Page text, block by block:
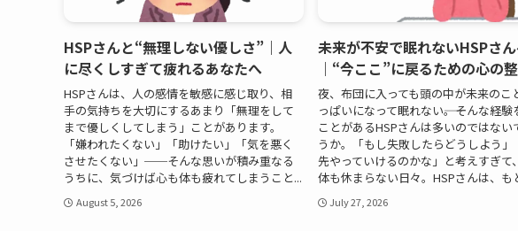
HSPさんと“無理しない優しさ”｜人
に尽くしすぎて疲れるあなたへ
HSPさんは、人の感情を敏感に感じ取り、相
手の気持ちを大切にするあまり「無理をして
まで優しくしてしまう」ことがあります。
「嫌われたくない」「助けたい」「気を悪く
させたくない」──そんな思いが積み重なる
うちに、気づけば心も体も疲れてしまうこと...
August 5, 2026
未来が不安で眠れないHSPさ
｜“今ここ”に戻るための心の
夜、布団に入っても頭の中が未来のこ
っぱいになって眠れない――。そんな経験
ことがあるHSPさんは多いのではない
うか。「もし失敗したらどうしよう」
先やっていけるのかな」と考えすぎて
体も休まらない日々。HSPさんは、も
July 27, 2026